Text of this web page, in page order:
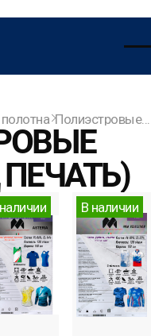
Полиэстровые (белые под печать)
В наличии